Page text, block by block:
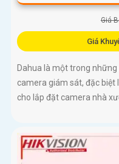
Giá
Giá
Dahua là một trong
camera giám sát, đặc biệt
cho lắp đặt camera nhà